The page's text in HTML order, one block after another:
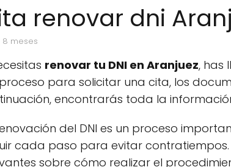
renovar dni
8 meses
renovar tu DNI en Aranjuez, has
para solicitar una cita, los
encontrarás toda la
del DNI es un proceso
cada paso para evitar
sobre cómo realizar el